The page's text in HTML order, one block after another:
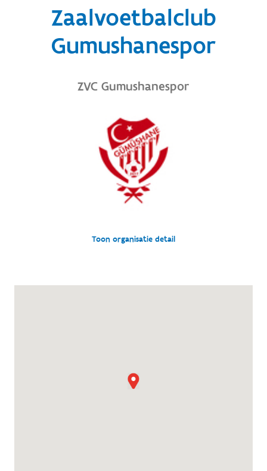
Zaalvoetbalclub
Gumushanespor
ZVC Gumushanespor
Toon organisatie detail